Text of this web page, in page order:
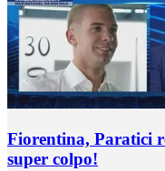
Fiorentina, Paratici
super colpo!